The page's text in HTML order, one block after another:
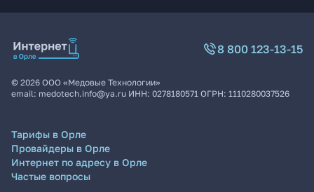
8 800 123-13-15
© 2026 ООО «Медовые Технологии»
email: medotech.info@ya.ru ИНН: 0278180571 ОГРН: 1110280037526
Тарифы в Орле
Провайдеры в Орле
Интернет по адресу в Орле
Частые вопросы